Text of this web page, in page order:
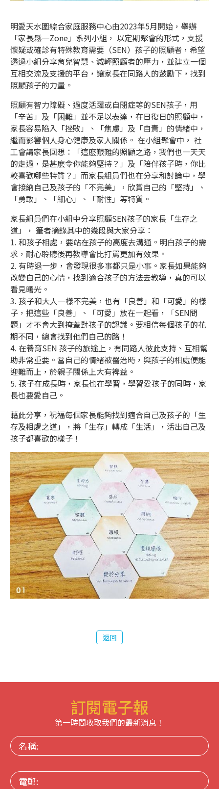
明愛天水圍綜合家庭服務中心由2023年5月開始，舉辦
「家長鬆一Zone」系列小組， 以定期聚會的形式，支援
懷疑或確診有特殊教育需要（SEN）孩子的照顧者，希望
透過小組分享育兒智慧、減輕照顧者的壓力，並建立一個
互相交流及支援的平台，讓家長在同路人的鼓勵下，找到
照顧孩子的力量。
照顧有智力障礙、過度活躍或自閉症等的SEN孩子，用
「辛苦」及「困難」並不足以表達，在日復日的照顧中，
家長容易陷入「挫敗」、「焦慮」及「自責」的情緒中，
繼而影響個人身心健康及家人關係。 在小組聚會中， 社
工會請家長回想：「這麽艱難的照顧之路，我們也一天天
的走過，是甚麽令你能夠堅持？」及「陪伴孩子時，你比
較喜歡哪些特質？」而家長組員們也在分享和討論中，學
會接納自己及孩子的「不完美」，欣賞自己的「堅持」、
「勇敢」、「細心」、「耐性」等特質。
家長組員們在小組中分享照顧SEN孩子的家長「生存之
道」， 筆者摘錄其中的幾段與大家分享：
1. 和孩子相處，要站在孩子的高度去溝通。明白孩子的需
求，耐心聆聽後再教導會比打罵更加有效果。
2. 有時退一步，會發現很多事都只是小事。家長如果能夠
改變自己的心情，找到適合孩子的方法去教導，真的可以
看見曙光。
3. 孩子和大人一樣不完美，也有「良善」和「可愛」的樣
子，把這些「良善」、「可愛」放在一起看，「SEN問
題」才不會大到掩蓋對孩子的認識。要相信每個孩子的花
期不同，總會找到他們自己的路！
4. 在養育SEN 孩子的旅途上，有同路人彼此支持、互相幫
助非常重要。當自己的情緒被醫治時，與孩子的相處便能
迎難而上，於親子關係上大有裨益。
5. 孩子在成長時，家長也在學習，學習愛孩子的同時，家
長也要愛自己。
藉此分享，祝福每個家長能夠找到適合自己及孩子的「生
存及相處之道」，將「生存」轉成「生活」，活出自己及
孩子都喜歡的樣子！
返回
訂閱電子報
第一時間收取我們的最新消息！
名
稱:
電